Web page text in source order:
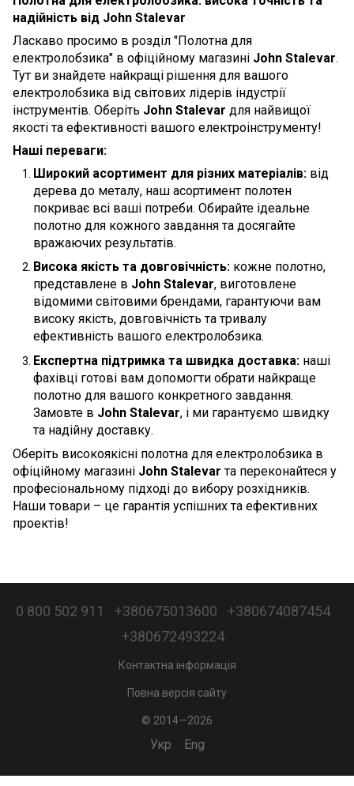
надійність від John Stalevar
Ласкаво просимо в розділ "Полотна для
електролобзика" в офіційному магазині John Stalevar.
Тут ви знайдете найкращі рішення для вашого
електролобзика від світових лідерів індустрії
інструментів. Оберіть John Stalevar для найвищої
якості та ефективності вашого електроінструменту!
Наші переваги:
Широкий асортимент для різних матеріалів: від
дерева до металу, наш асортимент полотен
покриває всі ваші потреби. Обирайте ідеальне
полотно для кожного завдання та досягайте
вражаючих результатів.
Висока якість та довговічність: кожне полотно,
представлене в John Stalevar, виготовлене
відомими світовими брендами, гарантуючи вам
високу якість, довговічність та тривалу
ефективність вашого електролобзика.
Експертна підтримка та швидка доставка: наші
фахівці готові вам допомогти обрати найкраще
полотно для вашого конкретного завдання.
Замовте в John Stalevar, і ми гарантуємо швидку
та надійну доставку.
Оберіть високоякісні полотна для електролобзика в
офіційному магазині John Stalevarта переконайтеся у
професіональному підході до вибору розхідників.
Наши товари – це гарантія успішних та ефективних
проектів!
0 800 502 911 +380675013600
+380674087454
+380672493224
Контактна інформація
Повна версія сайту
© 2014—2026
Укр Eng